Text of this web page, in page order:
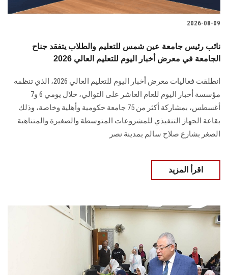
2026-08-09
نائب رئيس جامعة عين شمس للتعليم والطلاب يتفقد جناح
الجامعة في معرض أخبار اليوم للتعليم العالي 2026
انطلقت فعاليات معرض أخبار اليوم للتعليم العالي 2026، الذي تنظمه
مؤسسة أخبار اليوم للعام العاشر على التوالي، خلال يومي 6 و7
أغسطس، بمشاركة أكثر من 75 جامعة حكومية وأهلية وخاصة، وذلك
بقاعة الجهاز التنفيذي للمشروعات المتوسطة والصغيرة والمتناهية
الصغر بشارع صلاح سالم بمدينة نصر
اقرأ المزيد